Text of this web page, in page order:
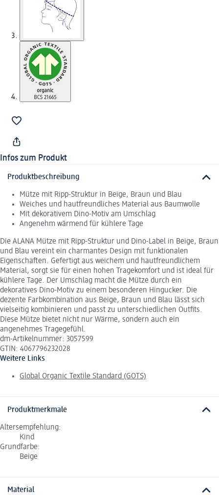
Infos zum Produkt
Produktbeschreibung
Mütze mit Ripp-Struktur in Beige, Braun und Blau
Weiches und hautfreundliches Material aus Baumwolle
Mit dekorativem Dino-Motiv am Umschlag
Angenehm wärmend für kühlere Tage
Die ALANA Mütze mit Ripp-Struktur und Dino-Label in Beige, Braun
und Blau vereint ein charmantes Design mit funktionalen
Eigenschaften. Gefertigt aus weichem und hautfreundlichem
Material, sorgt sie für einen hohen Tragekomfort und ist ideal für
kühlere Tage. Der Umschlag macht die Mütze durch ein
dekoratives Dino-Motiv zu einem besonderen Hingucker. Die
dezente Farbkombination aus Beige, Braun und Blau lässt sich
vielseitig kombinieren und passt zu unterschiedlichen Outfits.
Diese Mütze bietet nicht nur Wärme, sondern auch ein
angenehmes Tragegefühl.
dm-Artikelnummer: 3057599
GTIN: 4067796232028
Weitere Links
Global Organic Textile Standard (GOTS)
Produktmerkmale
Altersempfehlung:
Kind
Grundfarbe:
Beige
Material